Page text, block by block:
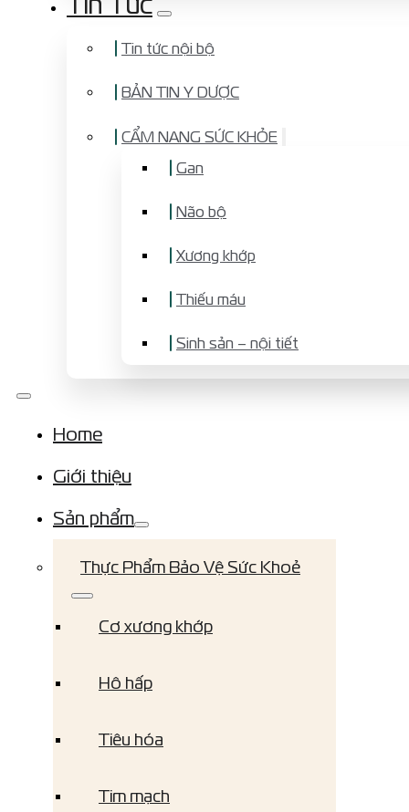
Tin tức nội bộ
BẢN TIN Y DƯỢC
CẨM NANG SỨC KHỎE
Gan
Não bộ
Xương khớp
Thiếu máu
Sinh sản – nội tiết
Home
Giới thiệu
Sản phẩm
Thực Phẩm Bảo Vệ Sức Khoẻ
Cơ xương khớp
Hô hấp
Tiêu hóa
Tim mạch